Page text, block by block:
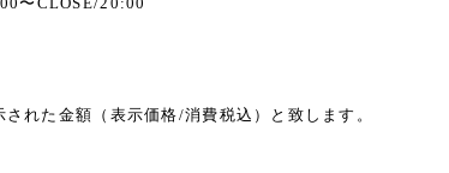
れた金額（表示価格/消費税込）と致します。